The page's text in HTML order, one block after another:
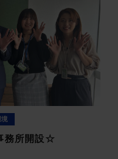
務所開設☆